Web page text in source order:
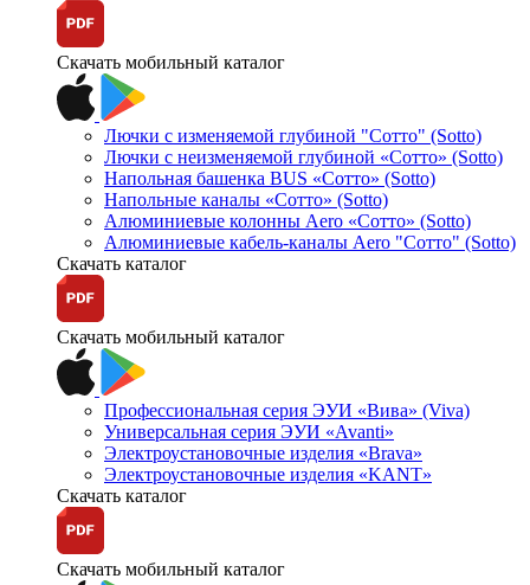
Скачать мобильный каталог
Лючки с изменяемой глубиной "Сотто" (Sotto)
Лючки с неизменяемой глубиной «Сотто» (Sotto)
Напольная башенка BUS «Сотто» (Sotto)
Напольные каналы «Сотто» (Sotto)
Алюминиевые колонны Aero «Сотто» (Sotto)
Алюминиевые кабель-каналы Aero "Сотто" (Sotto)
Скачать каталог
Скачать мобильный каталог
Профессиональная серия ЭУИ «Вива» (Viva)
Универсальная серия ЭУИ «Avanti»
Электроустановочные изделия «Brava»
Электроустановочные изделия «KANT»
Скачать каталог
Скачать мобильный каталог